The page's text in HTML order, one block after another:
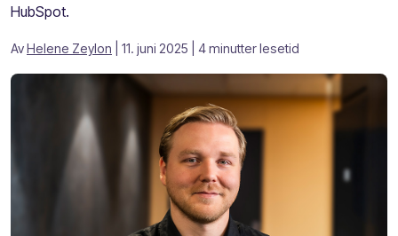
HubSpot.
AvHelene Zeylon | 11. juni 2025 | 4 minutter lesetid